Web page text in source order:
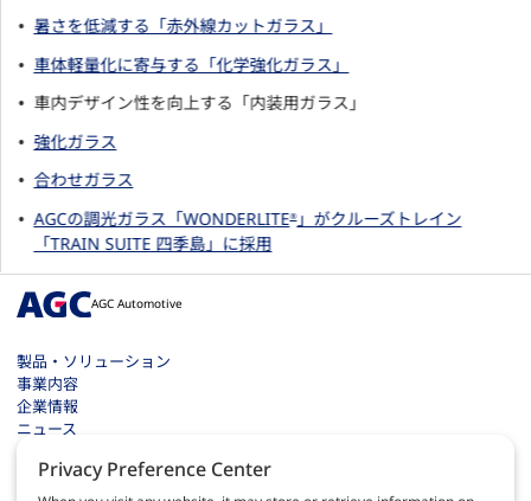
暑さを低減する「赤外線カットガラス」
車体軽量化に寄与する「化学強化ガラス」
車内デザイン性を向上する「内装用ガラス」
強化ガラス
合わせガラス
AGCの調光ガラス「WONDERLITE®」がクルーズトレイン
「TRAIN SUITE 四季島」に採用
AGC Automotive
製品・ソリューション
事業内容
企業情報
ニュース
採用情報
Privacy Preference Center